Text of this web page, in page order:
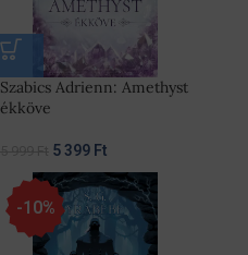
Szabics Adrienn: Amethyst
ékköve
5 399 Ft
-10%